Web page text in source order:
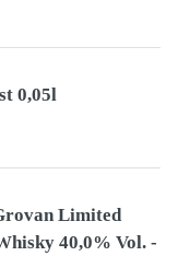
0,05l
Limited
40,0% Vol. -